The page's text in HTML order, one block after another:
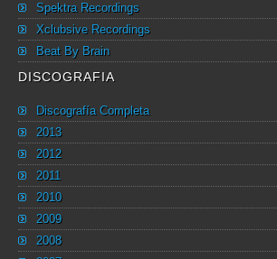
Spektra Recordings
Xclubsive Recordings
Beat By Brain
DISCOGRAFIA
Discografía Completa
2013
2012
2011
2010
2009
2008